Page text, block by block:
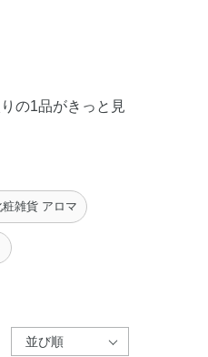
の1品がきっと見
粧雑貨 アロマ